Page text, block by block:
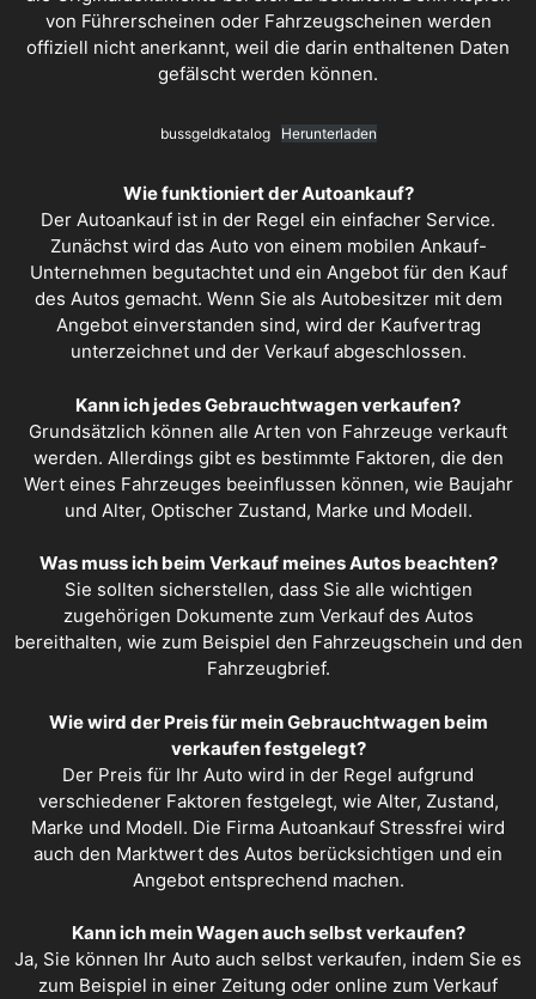
von Führerscheinen oder Fahrzeugscheinen werden
offiziell nicht anerkannt, weil die darin enthaltenen Daten
gefälscht werden können.
bussgeldkatalog Herunterladen
Wie funktioniert der Autoankauf?
Der Autoankauf ist in der Regel ein einfacher Service.
Zunächst wird das Auto von einem mobilen Ankauf-
Unternehmen begutachtet und ein Angebot für den Kauf
des Autos gemacht. Wenn Sie als Autobesitzer mit dem
Angebot einverstanden sind, wird der Kaufvertrag
unterzeichnet und der Verkauf abgeschlossen.
Kann ich jedes Gebrauchtwagen verkaufen?
Grundsätzlich können alle Arten von Fahrzeuge verkauft
werden. Allerdings gibt es bestimmte Faktoren, die den
Wert eines Fahrzeuges beeinflussen können, wie Baujahr
und Alter, Optischer Zustand, Marke und Modell.
Was muss ich beim Verkauf meines Autos beachten?
Sie sollten sicherstellen, dass Sie alle wichtigen
zugehörigen Dokumente zum Verkauf des Autos
bereithalten, wie zum Beispiel den Fahrzeugschein und den
Fahrzeugbrief.
Wie wird der Preis für mein Gebrauchtwagen beim
verkaufen festgelegt?
Der Preis für Ihr Auto wird in der Regel aufgrund
verschiedener Faktoren festgelegt, wie Alter, Zustand,
Marke und Modell. Die Firma Autoankauf Stressfrei wird
auch den Marktwert des Autos berücksichtigen und ein
Angebot entsprechend machen.
Kann ich mein Wagen auch selbst verkaufen?
Ja, Sie können Ihr Auto auch selbst verkaufen, indem Sie es
zum Beispiel in einer Zeitung oder online zum Verkauf